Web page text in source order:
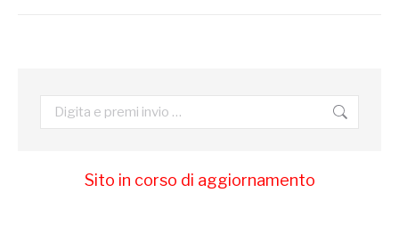
Cerca:
Sito in corso di aggiornamento